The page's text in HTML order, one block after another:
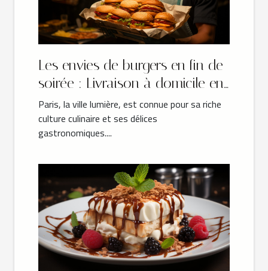
Les envies de burgers en fin de
soirée : Livraison à domicile en
Île-de-France
Paris, la ville lumière, est connue pour sa riche
culture culinaire et ses délices
gastronomiques....